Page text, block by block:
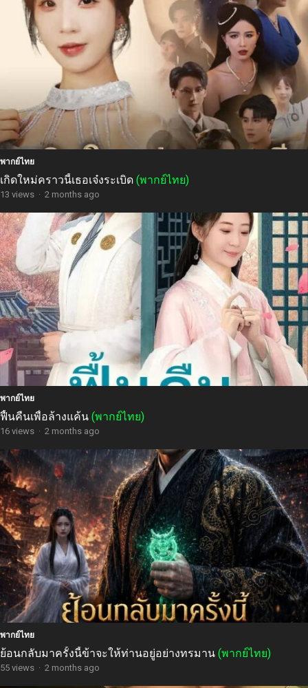
พากย์ไทย
เกิดใหม่คราวนี้เธอเจ๋งระเบิด (พากย์ไทย)
13 views · 2 months ago
พากย์ไทย
ฟื้นคืนเพื่อล้างแค้น (พากย์ไทย)
16 views · 2 months ago
พากย์ไทย
ย้อนกลับมาครั้งนี้ข้าจะให้ท่านอยู่อย่างทรมาน (พากย์ไทย)
55 views · 2 months ago